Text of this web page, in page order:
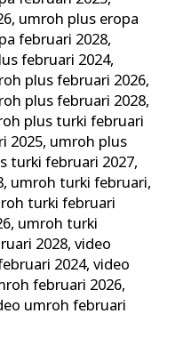
, umroh plus eropa
februari 2028,
februari 2024,
plus februari 2026,
plus februari 2028,
plus turki februari
2025, umroh plus
turki februari 2027,
, umroh turki februari,
turki februari
, umroh turki
2028,video
2024,video
februari 2026,
umroh februari